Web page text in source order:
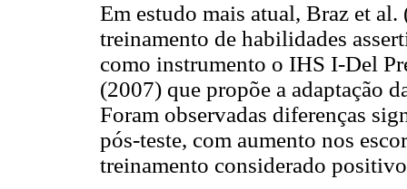
Em estudo mais atual, Braz et
treinamento de habilidades
como instrumento o IHS I-Del
(2007) que propõe a adaptação
Foram observadas diferenças
pós-teste, com aumento nos
treinamento considerado